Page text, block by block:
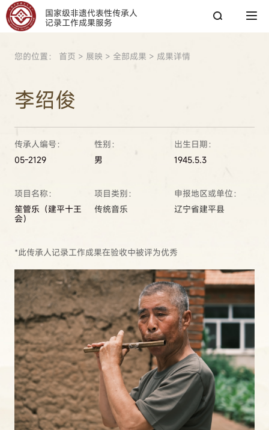
国家级非遗代表性传承人
记录工作成果服务
您的位置： 首页 > 展映 > 全部成果 > 成果详情
李绍俊
传承人编号：
05-2129
性别：
男
出生日期：
1945.5.3
项目名称：
笙管乐（建平十王
会）
项目类别：
传统音乐
申报地区或单位：
辽宁省建平县
*此传承人记录工作成果在验收中被评为优秀
热搜关键词： 国家图书馆 非遗工作